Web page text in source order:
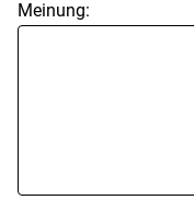
Meinung: